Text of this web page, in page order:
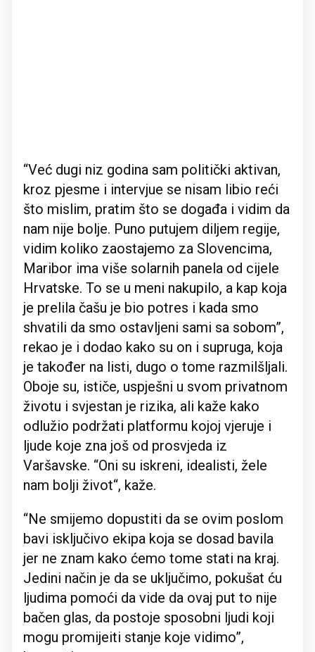
“Već dugi niz godina sam politički aktivan,
kroz pjesme i intervjue se nisam libio reći
što mislim, pratim što se događa i vidim da
nam nije bolje. Puno putujem diljem regije,
vidim koliko zaostajemo za Slovencima,
Maribor ima više solarnih panela od cijele
Hrvatske. To se u meni nakupilo, a kap koja
je prelila čašu je bio potres i kada smo
shvatili da smo ostavljeni sami sa sobom”,
rekao je i dodao kako su on i supruga, koja
je također na listi, dugo o tome razmilšljali.
Oboje su, ističe, uspješni u svom privatnom
životu i svjestan je rizika, ali kaže kako
odlužio podržati platformu kojoj vjeruje i
ljude koje zna još od prosvjeda iz
Varšavske. “Oni su iskreni, idealisti, žele
nam bolji život“, kaže.
“Ne smijemo dopustiti da se ovim poslom
bavi isključivo ekipa koja se dosad bavila
jer ne znam kako ćemo tome stati na kraj.
Jedini način je da se uključimo, pokušat ću
ljudima pomoći da vide da ovaj put to nije
bačen glas, da postoje sposobni ljudi koji
mogu promijeiti stanje koje vidimo”,